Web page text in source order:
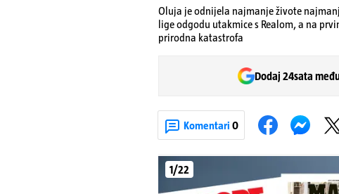
Oluja je odnijela najmanje živote
lige odgodu utakmice s Realom, a na
prirodna katastrofa
Dodaj 24sata
Komentari 0
1/22